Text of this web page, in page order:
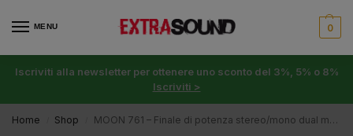
MENU 0
Iscriviti alla newsletter per ottenere uno sconto del 3%, 5% o 8%
Iscriviti >
Home Shop MOON 761 – Finale di potenza stereo/mono dual mono con tecnologia MDCA